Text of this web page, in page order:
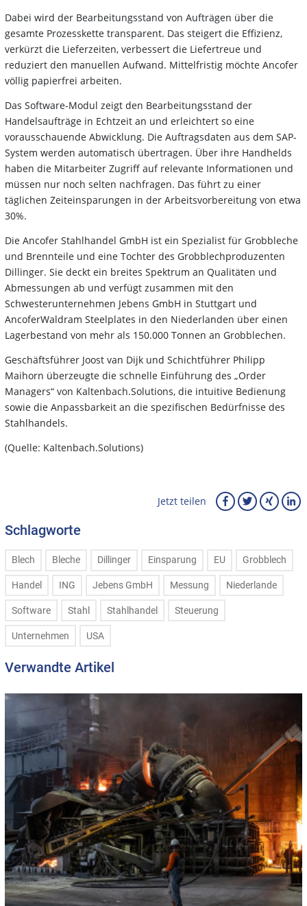
Dabei wird der Bearbeitungsstand von Aufträgen über die
gesamte Prozesskette transparent. Das steigert die Effizienz,
verkürzt die Lieferzeiten, verbessert die Liefertreue und
reduziert den manuellen Aufwand. Mittelfristig möchte Ancofer
völlig papierfrei arbeiten.
Das Software-Modul zeigt den Bearbeitungsstand der
Handelsaufträge in Echtzeit an und erleichtert so eine
vorausschauende Abwicklung. Die Auftragsdaten aus dem SAP-
System werden automatisch übertragen. Über ihre Handhelds
haben die Mitarbeiter Zugriff auf relevante Informationen und
müssen nur noch selten nachfragen. Das führt zu einer
täglichen Zeiteinsparungen in der Arbeitsvorbereitung von etwa
30%.
Die Ancofer Stahlhandel GmbH ist ein Spezialist für Grobbleche
und Brennteile und eine Tochter des Grobblechproduzenten
Dillinger. Sie deckt ein breites Spektrum an Qualitäten und
Abmessungen ab und verfügt zusammen mit den
Schwesterunternehmen Jebens GmbH in Stuttgart und
AncoferWaldram Steelplates in den Niederlanden über einen
Lagerbestand von mehr als 150.000 Tonnen an Grobblechen.
Geschäftsführer Joost van Dijk und Schichtführer Philipp
Maihorn überzeugte die schnelle Einführung des „Order
Managers“ von Kaltenbach.Solutions, die intuitive Bedienung
sowie die Anpassbarkeit an die spezifischen Bedürfnisse des
Stahlhandels.
(Quelle: Kaltenbach.Solutions)
Jetzt teilen
Schlagworte
Blech Bleche Dillinger Einsparung EU Grobblech
Handel ING Jebens GmbH Messung Niederlande
Software Stahl Stahlhandel Steuerung
Unternehmen USA
Verwandte Artikel